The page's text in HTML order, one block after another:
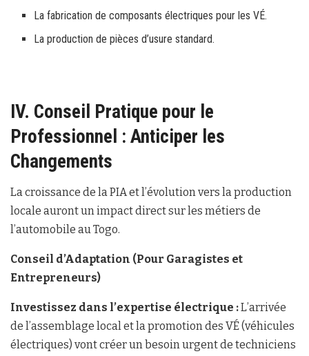
La fabrication de composants électriques pour les VÉ.
La production de pièces d’usure standard.
IV. Conseil Pratique pour le
Professionnel : Anticiper les
Changements
La croissance de la PIA et l’évolution vers la production
locale auront un impact direct sur les métiers de
l’automobile au Togo.
Conseil d’Adaptation (Pour Garagistes et
Entrepreneurs)
Investissez dans l’expertise électrique :L’arrivée
de l’assemblage local et la promotion des VÉ (véhicules
électriques) vont créer un besoin urgent de techniciens